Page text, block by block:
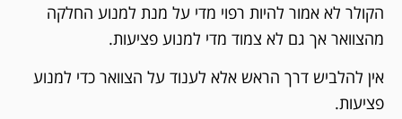
הקולר לא אמור להיות רפוי מדי על מנת למנוע החלקה
מהצוואר אך גם לא צמוד מדי למנוע פציעות.
אין להלביש דרך הראש אלא לענוד על הצוואר כדי למנוע
פציעות.